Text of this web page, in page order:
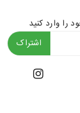
را وارد کنید
اشتراک